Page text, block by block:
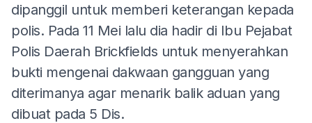
dipanggil untuk memberi keterangan kepada
polis. Pada 11 Mei lalu dia hadir di Ibu Pejabat
Polis Daerah Brickfields untuk menyerahkan
bukti mengenai dakwaan gangguan yang
diterimanya agar menarik balik aduan yang
dibuat pada 5 Dis.